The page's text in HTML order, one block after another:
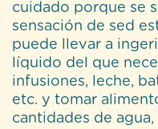
cuidado porque se
sensación de sed
puede llevar a
líquido del que
infusiones, leche,
etc. y tomar
cantidades de